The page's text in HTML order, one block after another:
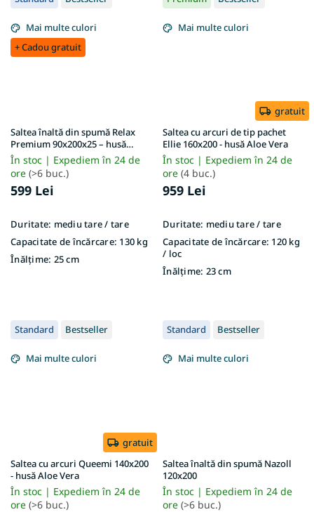
Mai multe culori
+ Cadou gratuit
Saltea înaltă din spumă Relax
Premium 90x200x25 – husă
Lavender
În stoc | Expediem în 24 de
ore (>6 buc.)
599 Lei
Duritate: mediu tare / tare
Capacitate de încărcare: 130 kg
Înălțime: 25 cm
Mai multe culori
gratuit
Saltea cu arcuri de tip pachet
Ellie 160x200 - husă Aloe Vera
În stoc | Expediem în 24 de
ore (4 buc.)
959 Lei
Duritate: mediu tare / tare
Capacitate de încărcare: 120 kg
/ loc
Înălțime: 23 cm
Standard Bestseller
Mai multe culori
gratuit
Saltea cu arcuri Queemi 140x200
- husă Aloe Vera
În stoc | Expediem în 24 de
ore (>6 buc.)
Standard Bestseller
Mai multe culori
Saltea înaltă din spumă Nazoll
120x200
În stoc | Expediem în 24 de
ore (>6 buc.)